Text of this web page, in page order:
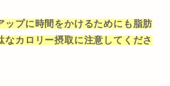
ップに時間をかけるためにも脂肪
なカロリー摂取に注意してくださ